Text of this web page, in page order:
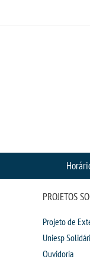
PROJETOS
Projeto de
Uniesp
Ouvidoria